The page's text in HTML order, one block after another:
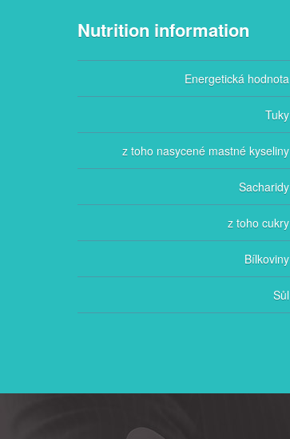
Nutrition information
Energetická hodnota
Tuky
z toho nasycené mastné kyseliny
Sacharidy
z toho cukry
Bílkoviny
Sůl